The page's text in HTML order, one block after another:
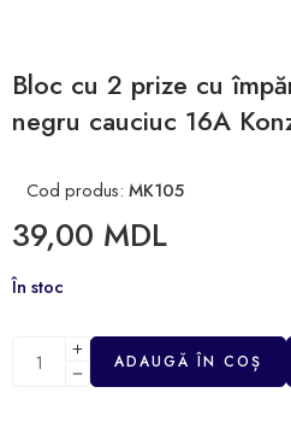
Bloc cu 2 prize cu
negru cauciuc 16A
Cod produs: MK105
39,00 MDL
În stoc
ADAUGĂ ÎN COȘ